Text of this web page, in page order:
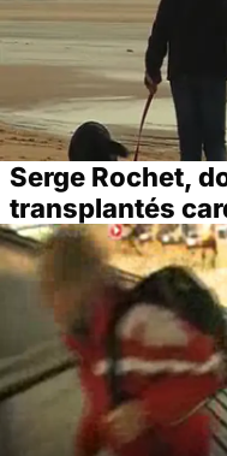
Serge Rochet,
transplantés